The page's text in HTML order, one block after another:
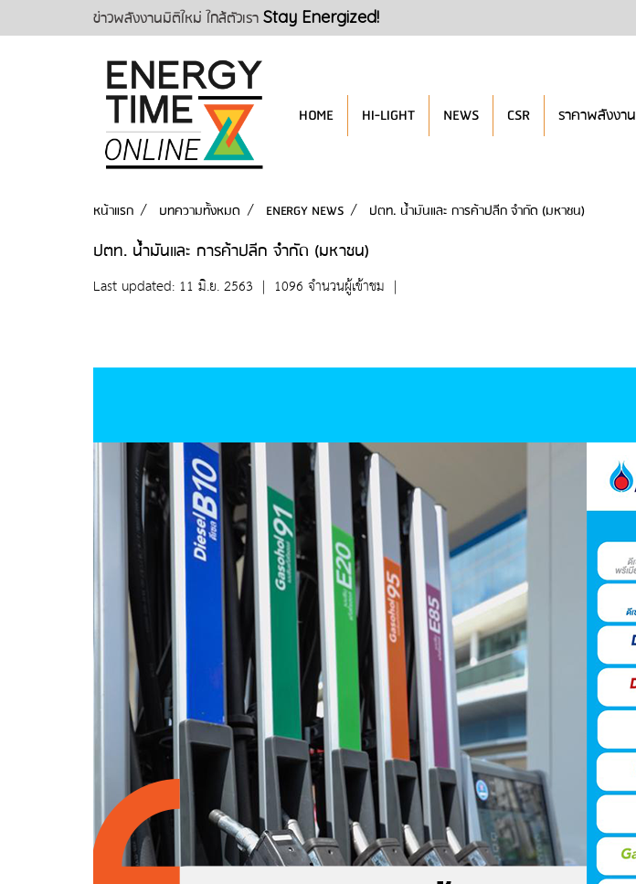
ข่าวพลังงานมิติใหม่ ใกล้ตัวเรา Stay Energized!
HOME HI-LIGHT NEWS CSR ราคาพลังงาน
หน้าแรก บทความทั้งหมด ENERGY NEWS ปตท. น้ำมันและ การค้าปลีก จำกัด (มหาชน)
ปตท. น้ำมันและ การค้าปลีก จำกัด (มหาชน)
Last updated: 11 มิ.ย. 2563 | 1096 จำนวนผู้เข้าชม |